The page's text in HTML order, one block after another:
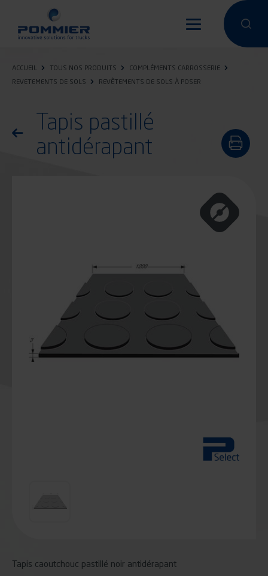
contenu
Effectuer
ACCUEIL TOUS NOS PRODUITS
COMPLÉMENTS CARROSSERIE
REVETEMENTS DE SOLS
REVÊTEMENTS DE SOLS À POSER
Retourner à la liste des produits
Tapis pastillé
antidérapant
Tapis caoutchouc pastillé noir antidérapant